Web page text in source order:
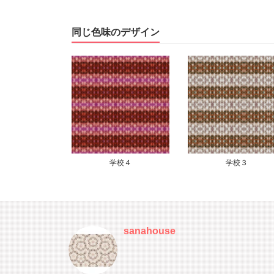
同じ色味のデザイン
学校４ 学校３
sanahouse